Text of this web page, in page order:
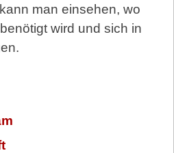
man einsehen, wo
wird und sich in